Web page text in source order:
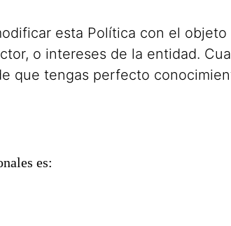
esta Política con el
o intereses de la entidad.
que tengas perfecto
es: